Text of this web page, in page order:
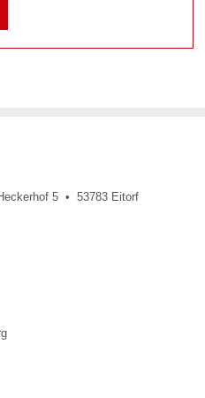
5 • 53783 Eitorf